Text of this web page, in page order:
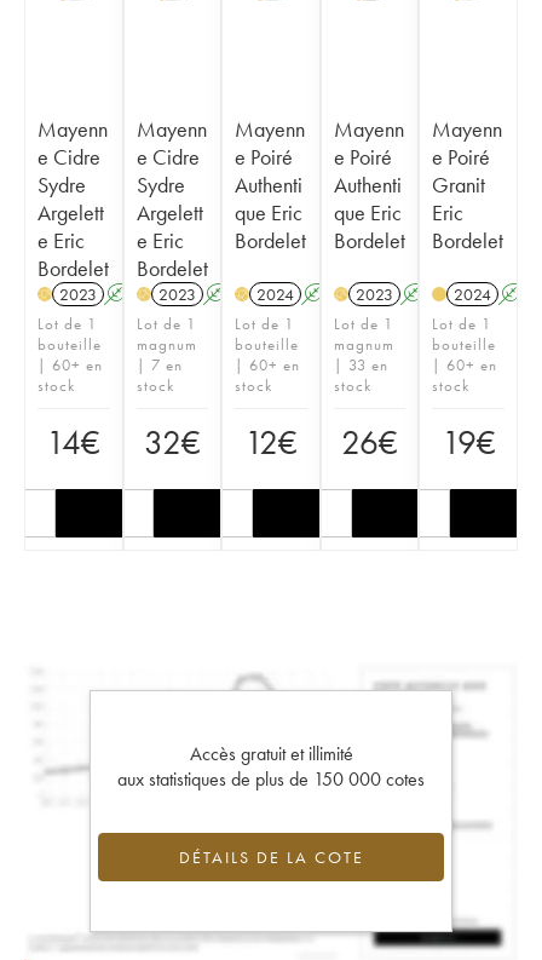
Mayenn
e Cidre
Sydre
Argelett
e Eric
Bordelet
H 2023 A
Lot de 1
bouteille
| 60+ en
stock
14€
Mayenn
e Cidre
Sydre
Argelett
e Eric
Bordelet
H 2023 A
Lot de 1
magnum
| 7 en
stock
32€
Mayenn
e Poiré
Authenti
que Eric
Bordelet
H 2024 A
Lot de 1
bouteille
| 60+ en
stock
12€
Mayenn
e Poiré
Authenti
que Eric
Bordelet
H 2023 A
Lot de 1
magnum
| 33 en
stock
26€
Mayenn
e Poiré
Granit
Eric
Bordelet
2024 A
Lot de 1
bouteille
| 60+ en
stock
19€
Accès gratuit et illimité
aux statistiques de plus de 150 000 cotes
DÉTAILS DE LA COTE